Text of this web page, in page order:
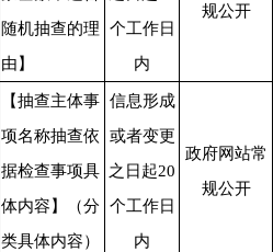
随机抽查的理
由】
个工作日
内
规公开
【抽查主体事
项名称抽查依
据检查事项具
体内容】（分
类具体内容）
信息形成
或者变更
之日起20
个工作日
内
政府网站常
规公开